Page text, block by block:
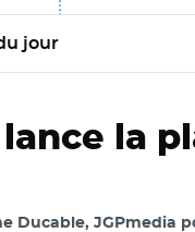
jour
la
Ducable, JGPmedia